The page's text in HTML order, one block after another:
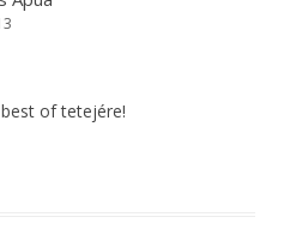
of tetejére!